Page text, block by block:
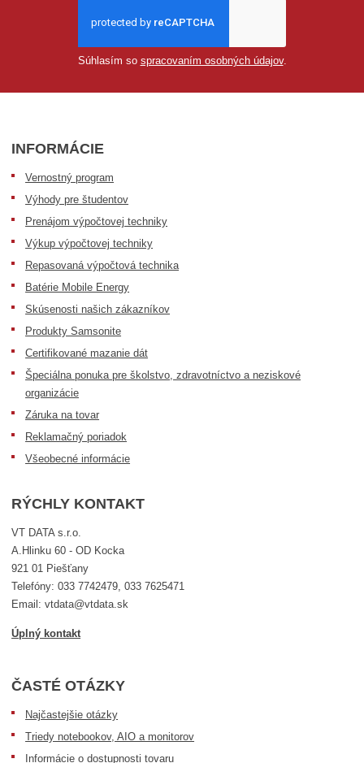
Súhlasím so spracovaním osobných údajov.
INFORMÁCIE
Vernostný program
Výhody pre študentov
Prenájom výpočtovej techniky
Výkup výpočtovej techniky
Repasovaná výpočtová technika
Batérie Mobile Energy
Skúsenosti našich zákazníkov
Produkty Samsonite
Certifikované mazanie dát
Špeciálna ponuka pre školstvo, zdravotníctvo a neziskové
organizácie
Záruka na tovar
Reklamačný poriadok
Všeobecné informácie
RÝCHLY KONTAKT
VT DATA s.r.o.
A.Hlinku 60 - OD Kocka
921 01 Piešťany
Telefóny: 033 7742479, 033 7625471
Email: vtdata@vtdata.sk
Úplný kontakt
ČASTÉ OTÁZKY
Najčastejšie otázky
Triedy notebookov, AIO a monitorov
Informácie o dostupnosti tovaru